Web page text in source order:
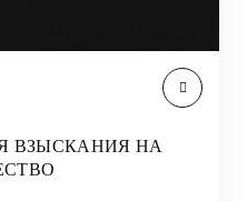
ВЗЫСКАНИЯ НА